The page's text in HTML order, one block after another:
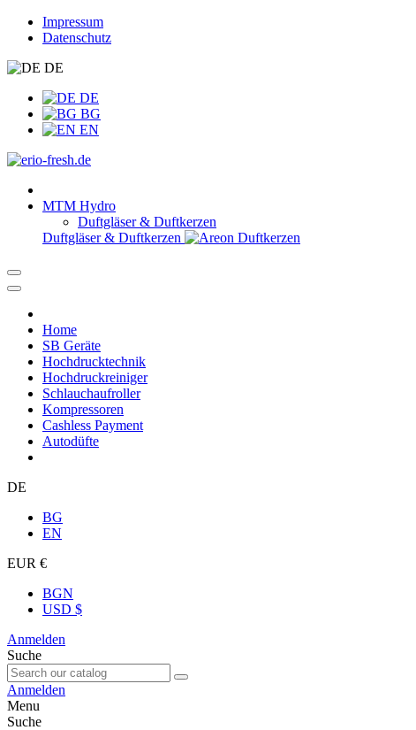
Impressum
Datenschutz
DE
DE
BG
EN
MTM Hydro
Duftgläser & Duftkerzen
Duftgläser & Duftkerzen
Home
SB Geräte
Hochdrucktechnik
Hochdruckreiniger
Schlauchaufroller
Kompressoren
Cashless Payment
Autodüfte
DE
BG
EN
EUR €
BGN
USD $
Anmelden
Suche
Anmelden
Menu
Suche